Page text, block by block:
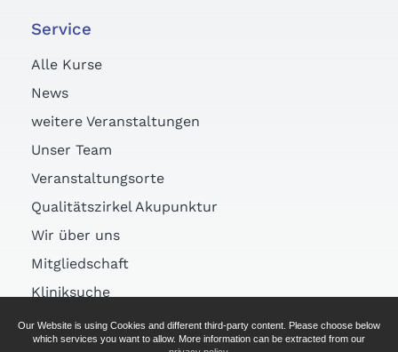
Service
Alle Kurse
News
weitere Veranstaltungen
Unser Team
Veranstaltungsorte
Qualitätszirkel Akupunktur
Wir über uns
Mitgliedschaft
Kliniksuche
Links
Our Website is using Cookies and different third-party content. Please choose below
which services you want to allow. More information can be extracted from our